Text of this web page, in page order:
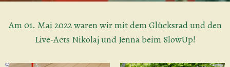
Am 01. Mai 2022 waren wir mit dem Glücksrad und den
Live-Acts Nikolaj und Jenna beim SlowUp!